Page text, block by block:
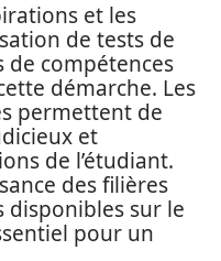
et les
de tests de
compétences
démarche. Les
permettent de
et
de l’étudiant.
des filières
disponibles sur le
pour un